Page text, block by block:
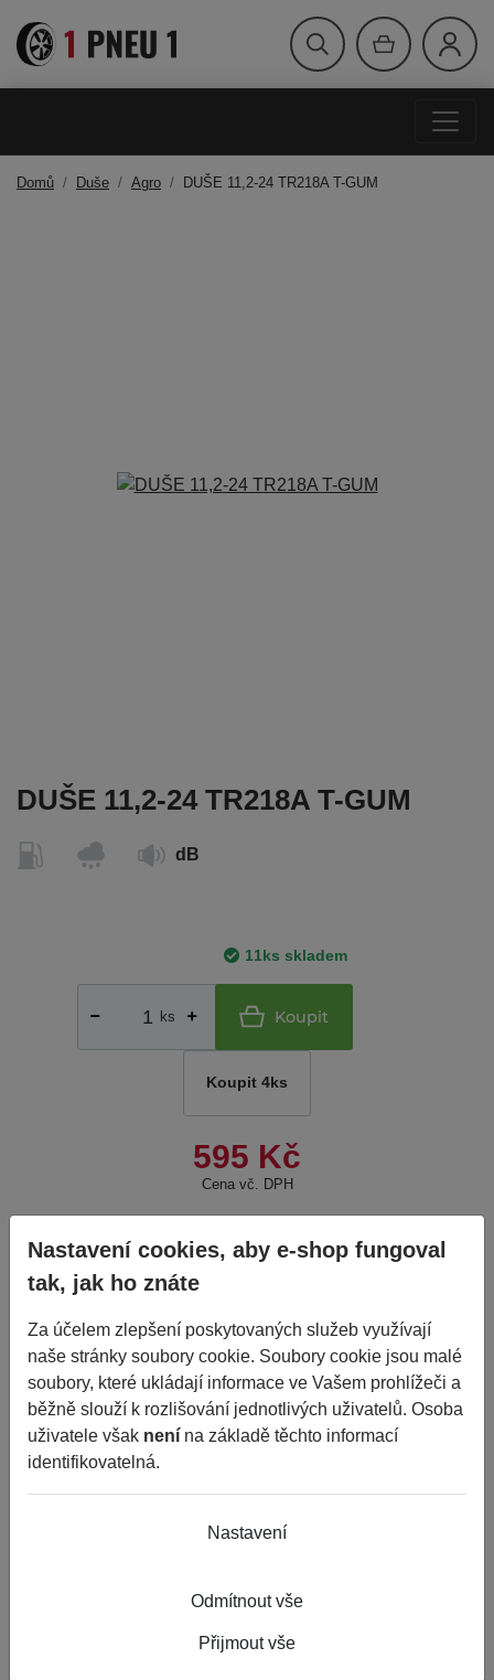
Domů Duše Agro DUŠE 11,2-24 TR218A T-GUM
DUŠE 11,2-24 TR218A T-GUM
dB
11ks skladem
ks Koupit
Koupit 4ks
595 Kč
Cena vč. DPH
Porovnat
do 24
hodin
Nelze objednat více kusů
Základní informace
Výrobce T-GUM
EAN
Číslo karty 455491
Nastavení cookies, aby e-shop fungoval
tak, jak ho znáte
Za účelem zlepšení poskytovaných služeb využívají
naše stránky soubory cookie. Soubory cookie jsou malé
soubory, které ukládají informace ve Vašem prohlížeči a
běžně slouží k rozlišování jednotlivých uživatelů. Osoba
uživatele však není na základě těchto informací
identifikovatelná.
Nastavení
Odmítnout vše
Přijmout vše